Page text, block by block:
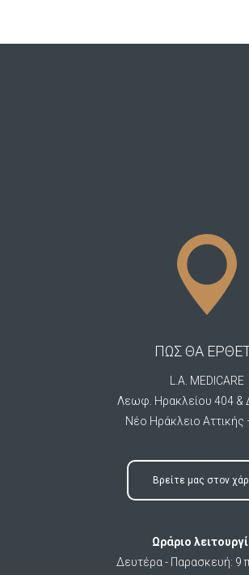
ΠΩΣ ΘΑ
L.A. MEDICARE
Λεωφ. Ηρακλείου 404 &
Νέο Ηράκλειο Αττικής
Βρείτε μας στον
Ωράριο
Δευτέρα - Παρασκευή: 9